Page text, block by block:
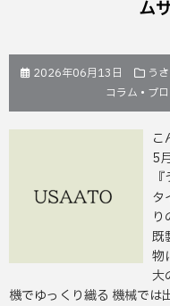
ム
2026年06月13日 う
コラム • ブ
こ
5
タ
り
既
物
大
機でゆっくり織る 機械では